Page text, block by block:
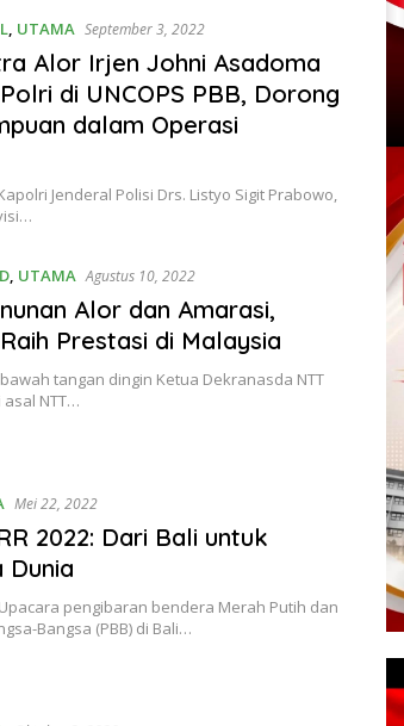
, UTAMA September 3, 2022
Alor Irjen Johni Asadoma
di UNCOPS PBB, Dorong
dalam Operasi
Kapolri Jenderal Polisi Drs. Listyo Sigit Prabowo,
, UTAMA Agustus 10, 2022
Alor dan Amarasi,
Prestasi di Malaysia
bawah tangan dingin Ketua Dekranasda NTT
asal NTT…
Mei 22, 2022
2022: Dari Bali untuk
Dunia
Upacara pengibaran bendera Merah Putih dan
Bangsa (PBB) di Bali…